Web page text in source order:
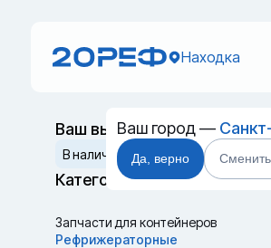
Находка
Ваш город —
Да, верно
Ваш выбор
Сбросить
В наличии
Категории
Запчасти для контейнеров
Рефрижераторные